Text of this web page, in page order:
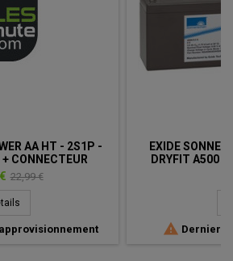
AA HT - 2S1P -
CONNECTEUR
Prix
de
22,99 €
EXIDE
DRYFIT A500 -
 Derniers